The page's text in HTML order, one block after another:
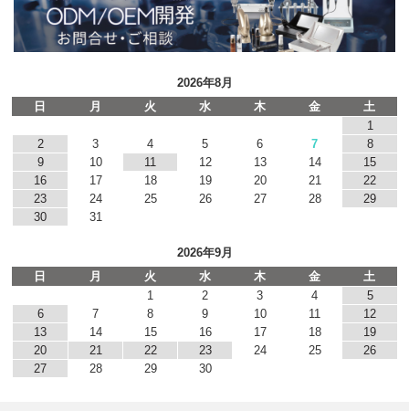
2026年8月
日
月 火 水 木 金
土
1
2
3 4 5 6 7
8
9
10 11 12 13 14
15
16
17 18 19 20 21
22
23
24 25 26 27 28
29
30
31
2026年9月
日
月 火 水 木 金
土
1
2 3 4
5
6
7 8 9 10 11
12
13
14 15 16 17 18
19
20
21 22 23 24 25
26
27
28 29 30